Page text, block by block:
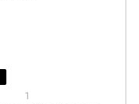
1